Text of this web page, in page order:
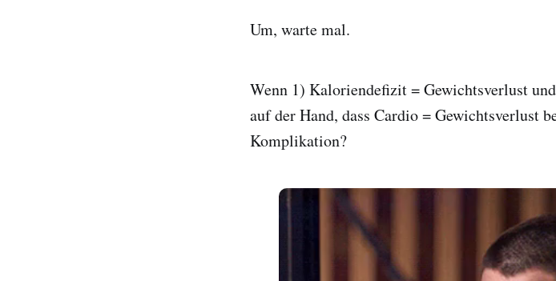
Um, warte mal.
Wenn 1) Kaloriendefizit = Gewichtsverlust
auf der Hand, dass Cardio = Gewichtsverlust
Komplikation?